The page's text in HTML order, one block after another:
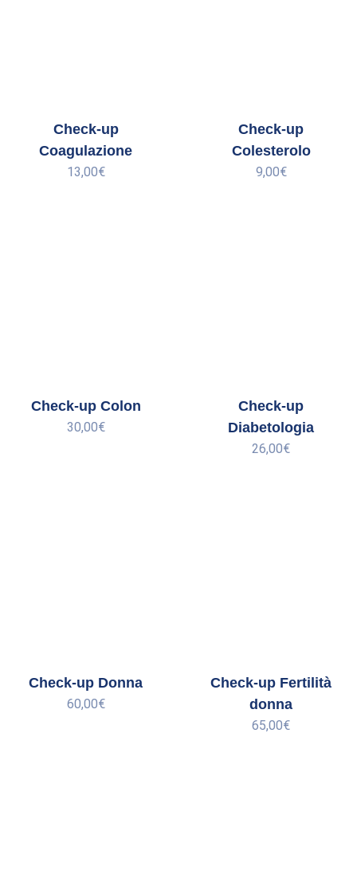
Check-up
Coagulazione
13,00€
Check-up
Colesterolo
9,00€
Check-up Colon
30,00€
Check-up
Diabetologia
26,00€
Check-up Donna
60,00€
Check-up Fertilità
donna
65,00€